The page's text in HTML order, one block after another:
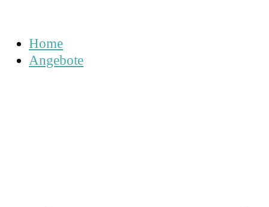
Home
Angebote